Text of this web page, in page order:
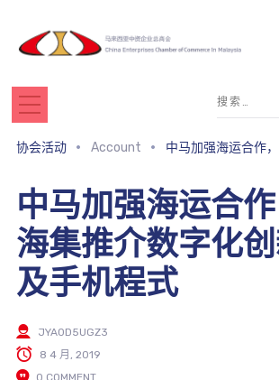
协会活动 Account 中马加强海运合作，中远海集推
中马加强海运合
海集推介数字化
及手机程式
JYA0D5UGZ3
8 4 月, 2019
0 COMMENT